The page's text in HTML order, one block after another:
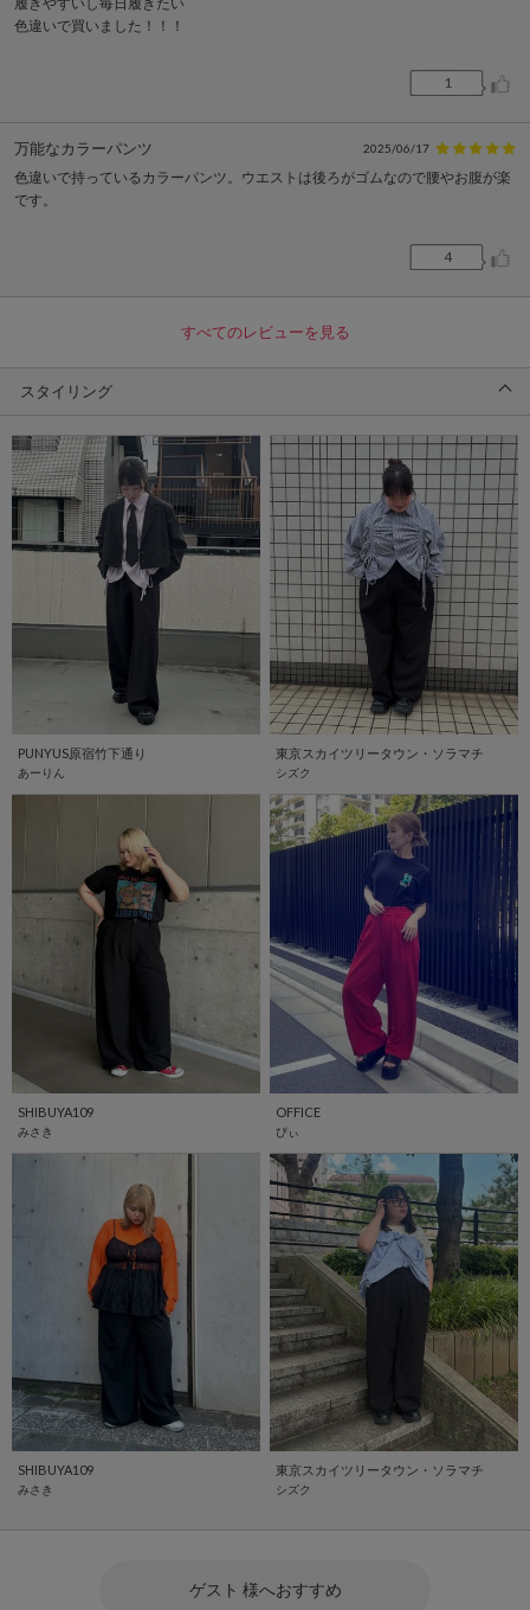
色違いで買いました！！！
1
万能なカラーパンツ 2025/06/17
色違いで持っているカラーパンツ。ウエストは後ろがゴムなので腰やお腹が楽
です。
4
すべてのレビューを見る
スタイリング
PUNYUS原宿竹下通り
あーりん
東京スカイツリータウン・ソラマチ
シズク
SHIBUYA109
みさき
OFFICE
ぴぃ
SHIBUYA109
みさき
東京スカイツリータウン・ソラマチ
シズク
ゲスト 様へおすすめ